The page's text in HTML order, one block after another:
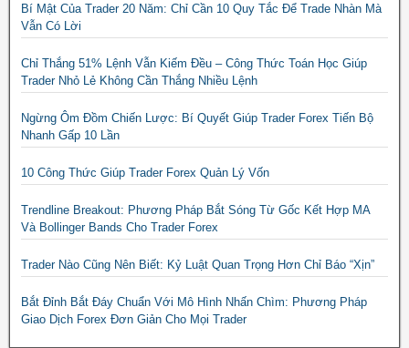
Bí Mật Của Trader 20 Năm: Chỉ Cần 10 Quy Tắc Để Trade Nhàn Mà
Vẫn Có Lời
Chỉ Thắng 51% Lệnh Vẫn Kiếm Đều – Công Thức Toán Học Giúp
Trader Nhỏ Lẻ Không Cần Thắng Nhiều Lệnh
Ngừng Ôm Đồm Chiến Lược: Bí Quyết Giúp Trader Forex Tiến Bộ
Nhanh Gấp 10 Lần
10 Công Thức Giúp Trader Forex Quản Lý Vốn
Trendline Breakout: Phương Pháp Bắt Sóng Từ Gốc Kết Hợp MA
Và Bollinger Bands Cho Trader Forex
Trader Nào Cũng Nên Biết: Kỷ Luật Quan Trọng Hơn Chỉ Báo “Xịn”
Bắt Đỉnh Bắt Đáy Chuẩn Với Mô Hình Nhấn Chìm: Phương Pháp
Giao Dịch Forex Đơn Giản Cho Mọi Trader